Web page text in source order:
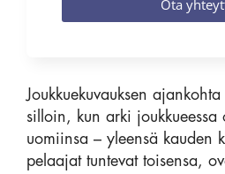
Joukkuekuvauksen
silloin, kun arki joukkueessa
uomiinsa – yleensä kauden
pelaajat tuntevat toisensa,
Ota